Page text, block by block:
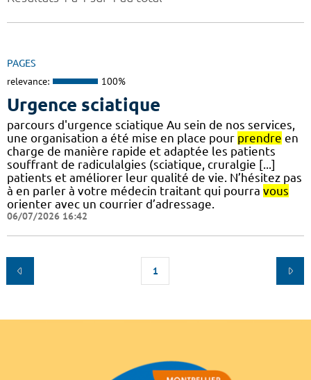
PAGES
relevance: 100%
Urgence sciatique
parcours d'urgence sciatique Au sein de nos services,
une organisation a été mise en place pour prendre en
charge de manière rapide et adaptée les patients
souffrant de radiculalgies (sciatique, cruralgie [...]
patients et améliorer leur qualité de vie. N’hésitez pas
à en parler à votre médecin traitant qui pourra vous
orienter avec un courrier d’adressage.
06/07/2026 16:42
1